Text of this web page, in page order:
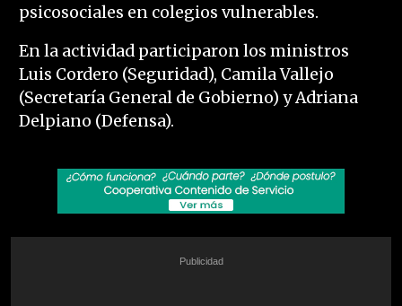
psicosociales en colegios vulnerables.
En la actividad participaron los ministros
Luis Cordero (Seguridad), Camila Vallejo
(Secretaría General de Gobierno) y Adriana
Delpiano (Defensa).